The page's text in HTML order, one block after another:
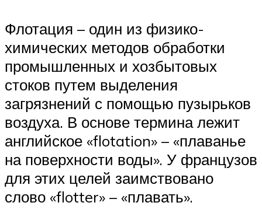
Флотация – один из физико-
химических методов обработки
промышленных и хозбытовых
стоков путем выделения
загрязнений с помощью пузырьков
воздуха. В основе термина лежит
английское «flotation» – «плаванье
на поверхности воды». У французов
для этих целей заимствовано
слово «flotter» – «плавать».